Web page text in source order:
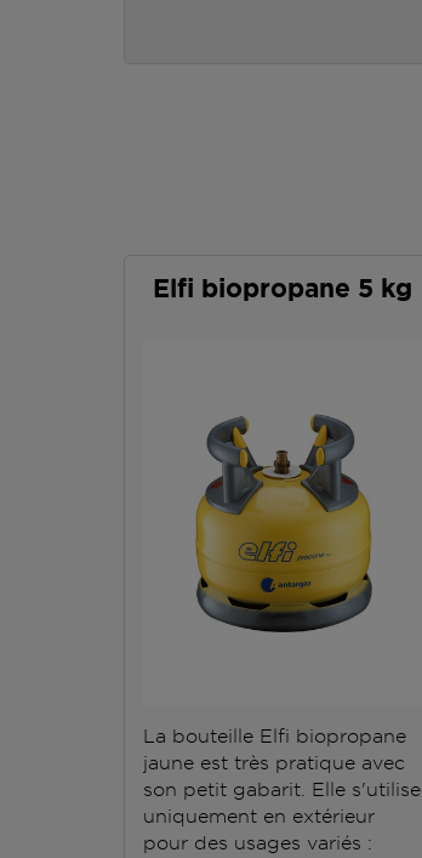
Elfi biopropane 5 kg
La bouteille Elfi biopropane
jaune est très pratique avec
son petit gabarit. Elle s'utilise
uniquement en extérieur
pour des usages variés :